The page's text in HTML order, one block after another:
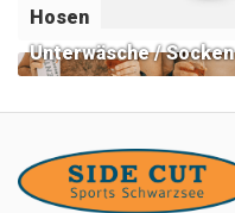
Hosen
Unterwäsche / Socken